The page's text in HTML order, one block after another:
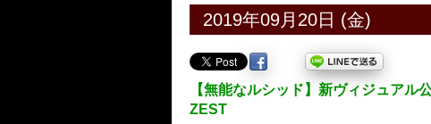
2019年09月20日 (金)
【無能なルシッド】新ヴィジュア
ZEST